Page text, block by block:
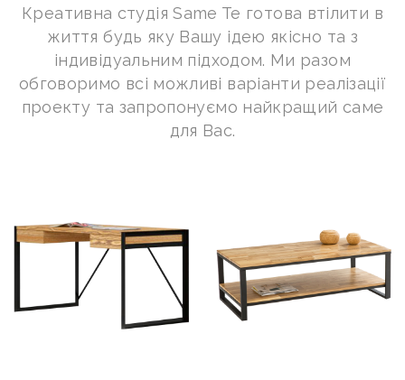
Креативна студія Same Te готова втілити в
життя будь яку Вашу ідею якісно та з
індивідуальним підходом. Ми разом
обговоримо всі можливі варіанти реалізації
проекту та запропонуємо найкращий саме
для Вас.